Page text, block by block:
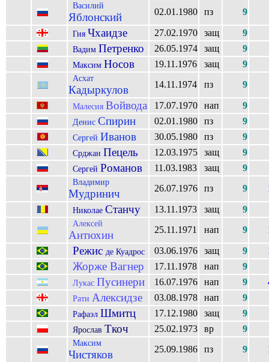
Василий
Яблонский 02.01.1980 пз 9
Гия Чхаидзе 27.02.1970 защ 9
Вадим Петренко 26.05.1974 защ 9
Максим Носов 19.11.1976 защ 9
Асхат
Кадыркулов 14.11.1974 пз 9
Малесия Войвода 17.07.1970 нап 9
Денис Спирин 02.01.1980 пз 9
Сергей Иванов 30.05.1980 пз 9
Срджан Пецель 12.03.1975 защ 9
Сергей Романов 11.03.1983 защ 9
Владимир
Мудринич 26.07.1976 пз 9
Николае Станчу 13.11.1973 защ 9
Алексей
Антюхин 25.11.1971 нап 9
Режис де Куадрос 03.06.1976 защ 9
Жорже Вагнер 17.11.1978 нап 9
Лукас Пусинери 16.07.1976 нап 9
Рати Алексидзе 03.08.1978 нап 9
Рафаэл Шмитц 17.12.1980 защ 9
Ярослав Ткоч 25.02.1973 вр 9
Максим
Чистяков 25.09.1986 пз 9